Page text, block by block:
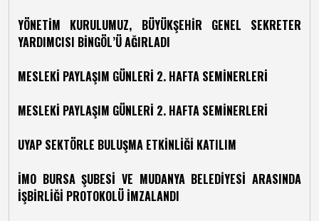
YÖNETİM KURULUMUZ, BÜYÜKŞEHİR GENEL SEKRETER
YARDIMCISI BİNGÖL’Ü AĞIRLADI
MESLEKİ PAYLAŞIM GÜNLERİ 2. HAFTA SEMİNERLERİ
MESLEKİ PAYLAŞIM GÜNLERİ 2. HAFTA SEMİNERLERİ
UYAP SEKTÖRLE BULUŞMA ETKİNLİĞİ KATILIM
İMO BURSA ŞUBESİ VE MUDANYA BELEDİYESİ ARASINDA
İŞBİRLİĞİ PROTOKOLÜ İMZALANDI